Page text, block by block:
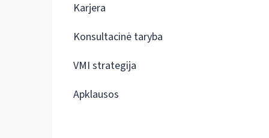
Karjera
Konsultacinė taryba
VMI strategija
Apklausos